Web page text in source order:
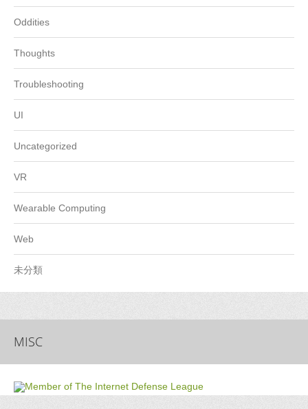
Oddities
Thoughts
Troubleshooting
UI
Uncategorized
VR
Wearable Computing
Web
未分類
MISC